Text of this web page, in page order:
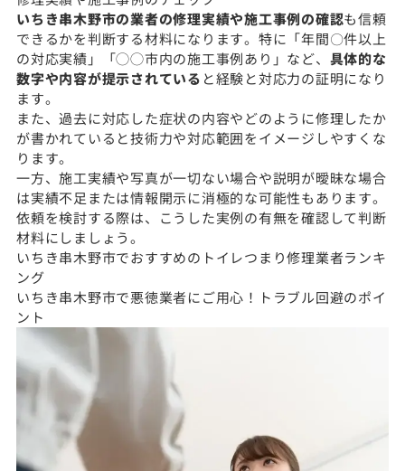
いちき串木野市の業者の修理実績や施工事例の確認も信頼
できるかを判断する材料になります。特に「年間〇件以上
の対応実績」「◯◯市内の施工事例あり」など、 具体的な
数字や内容が提示されている と経験と対応力の証明になり
ます。
また、過去に対応した症状の内容やどのように修理したか
が書かれていると技術力や対応範囲をイメージしやすくな
ります。
一方、施工実績や写真が一切ない場合や説明が曖昧な場合
は実績不足または情報開示に消極的な可能性もあります。
依頼を検討する際は、こうした実例の有無を確認して判断
材料にしましょう。
いちき串木野市でおすすめのトイレつまり修理業者ランキ
ング
いちき串木野市で悪徳業者にご用心！トラブル回避のポイ
ント